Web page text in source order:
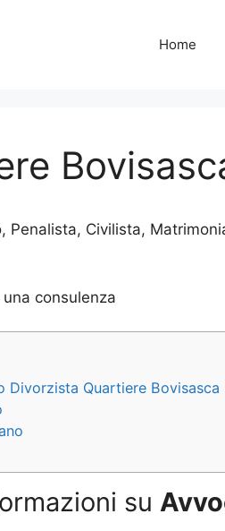
Home
Civilista,
Quartiere Bovisasca
su